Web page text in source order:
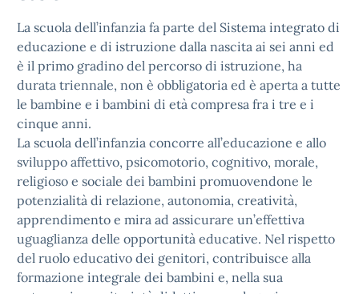
La scuola dell’infanzia fa parte del Sistema integrato di
educazione e di istruzione dalla nascita ai sei anni ed
è il primo gradino del percorso di istruzione, ha
durata triennale, non è obbligatoria ed è aperta a tutte
le bambine e i bambini di età compresa fra i tre e i
cinque anni.
La scuola dell’infanzia concorre all’educazione e allo
sviluppo affettivo, psicomotorio, cognitivo, morale,
religioso e sociale dei bambini promuovendone le
potenzialità di relazione, autonomia, creatività,
apprendimento e mira ad assicurare un’effettiva
uguaglianza delle opportunità educative. Nel rispetto
del ruolo educativo dei genitori, contribuisce alla
formazione integrale dei bambini e, nella sua